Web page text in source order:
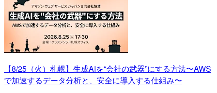
【8/25（火）札幌】生成AIを“会社の武器”にする方法〜AWS
で加速するデータ分析と、安全に導入する仕組み〜